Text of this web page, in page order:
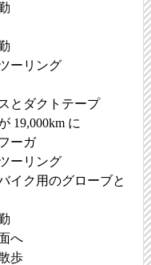
ーリング
とダクトテープ
19,000km に
ーガ
ーリング
イク用のグローブと
へ
歩